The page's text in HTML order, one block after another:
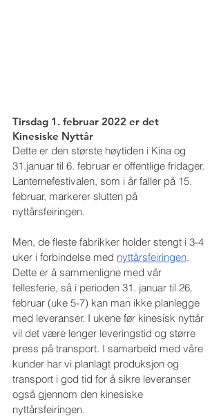
Tirsdag 1. februar 2022 er det
Kinesiske Nyttår
Dette er den største høytiden i Kina og
31.januar til 6. februar er offentlige fridager.
Lanternefestivalen, som i år faller på 15.
februar, markerer slutten på
nyttårsfeiringen.
Men, de fleste fabrikker holder stengt i 3-4
uker i forbindelse med nyttårsfeiringen.
Dette er å sammenligne med vår
fellesferie, så i perioden 31. januar til 26.
februar (uke 5-7) kan man ikke planlegge
med leveranser. I ukene før kinesisk nyttår
vil det være lenger leveringstid og større
press på transport. I samarbeid med våre
kunder har vi planlagt produksjon og
transport i god tid for å sikre leveranser
også gjennom den kinesiske
nyttårsfeiringen.